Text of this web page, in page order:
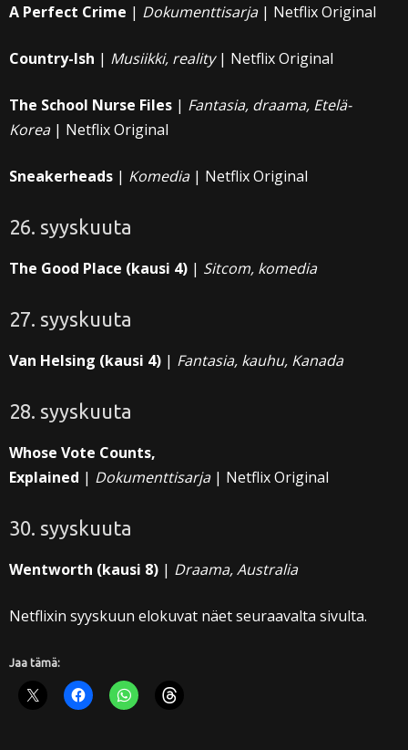
A Perfect Crime | Dokumenttisarja| Netflix Original
Country-Ish | Musiikki, reality| Netflix Original
The School Nurse Files | Fantasia, draama, Etelä-
Korea| Netflix Original
Sneakerheads | Komedia| Netflix Original
26. syyskuuta
The Good Place (kausi 4) | Sitcom, komedia
27. syyskuuta
Van Helsing (kausi 4) | Fantasia, kauhu, Kanada
28. syyskuuta
Whose Vote Counts,
Explained | Dokumenttisarja| Netflix Original
30. syyskuuta
Wentworth (kausi 8) | Draama, Australia
Netflixin syyskuun elokuvat näet seuraavalta sivulta.
Jaa tämä: